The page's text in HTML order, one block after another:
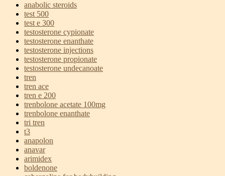
anabolic steroids
test 500
test e 300
testosterone cypionate
testosterone enanthate
testosterone injections
testosterone propionate
testosterone undecanoate
tren
tren ace
tren e 200
trenbolone acetate 100mg
trenbolone enanthate
tri tren
t3
anapolon
anavar
arimidex
boldenone